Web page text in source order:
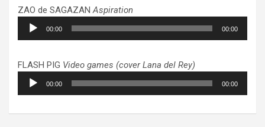
ZAO de SAGAZANAspiration
Lecteur
audio
00:00 00:00
FLASH PIG Video games (cover Lana del Rey)
Lecteur
audio
00:00 00:00